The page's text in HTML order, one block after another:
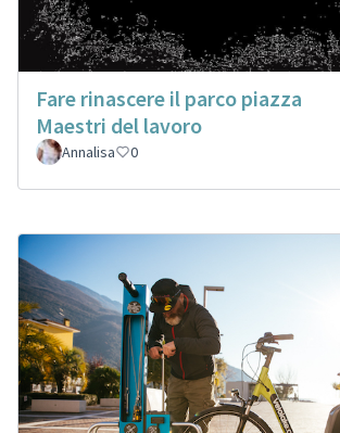
Fare rinascere il parco piazza
Maestri del lavoro
Annalisa 0